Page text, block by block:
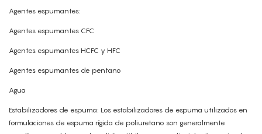
Agentes espumantes:
Agentes espumantes CFC
Agentes espumantes HCFC y HFC
Agentes espumantes de pentano
Agua
Estabilizadores de espuma: Los estabilizadores de espuma utilizados en
formulaciones de espuma rígida de poliuretano son generalmente